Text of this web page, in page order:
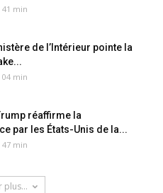
41 min
de l’Intérieur pointe la
04 min
réaffirme la
par les États-Unis de la...
47 min
plus...